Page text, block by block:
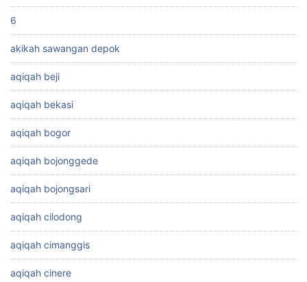
6
akikah sawangan depok
aqiqah beji
aqiqah bekasi
aqiqah bogor
aqiqah bojonggede
aqiqah bojongsari
aqiqah cilodong
aqiqah cimanggis
aqiqah cinere